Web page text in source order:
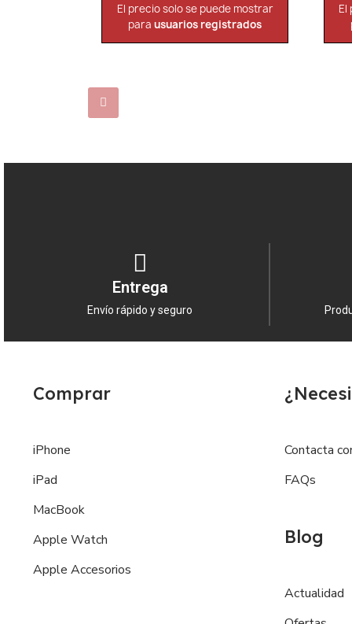
El precio solo se puede mostrar
parausuarios registrados
El
Entrega
Envío rápido y seguro
Comprar
iPhone
iPad
MacBook
Apple Watch
Apple Accesorios
Contacta
FAQs
Blog
Actualidad